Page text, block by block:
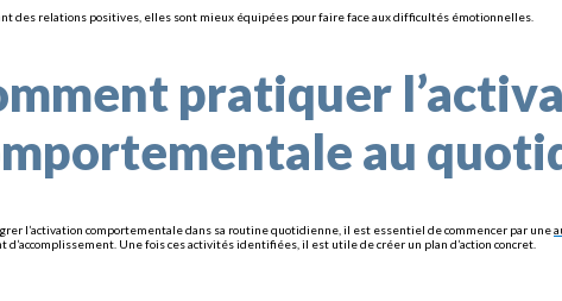
des relations positives, elles sont mieux équipées pour faire face aux difficultés émotionnelles.
pratiquer
au
l’activation comportementale dans sa routine quotidienne, il est essentiel de commencer par une
d’accomplissement. Une fois ces activités identifiées, il est utile de créer un plan d’action concret.